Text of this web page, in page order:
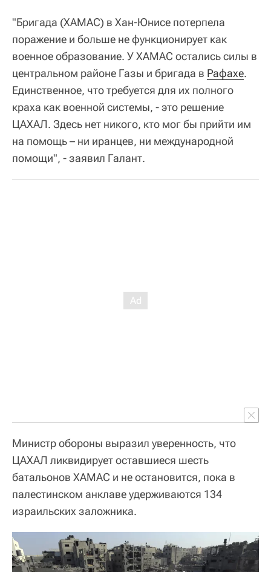
"Бригада (ХАМАС) в Хан-Юнисе потерпела
поражение и больше не функционирует как
военное образование. У ХАМАС остались силы в
центральном районе Газы и бригада в Рафахе.
Единственное, что требуется для их полного
краха как военной системы, - это решение
ЦАХАЛ. Здесь нет никого, кто мог бы прийти им
на помощь – ни иранцев, ни международной
помощи", - заявил Галант.
Министр обороны выразил уверенность, что
ЦАХАЛ ликвидирует оставшиеся шесть
батальонов ХАМАС и не остановится, пока в
палестинском анклаве удерживаются 134
израильских заложника.